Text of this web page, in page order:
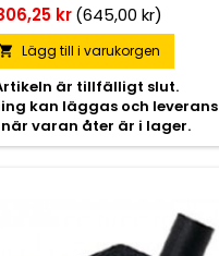
kr(645,00 kr)
Lägg till i varukorgen
är tillfälligt slut.
kan läggas och leverans
när varan åter är i lager.